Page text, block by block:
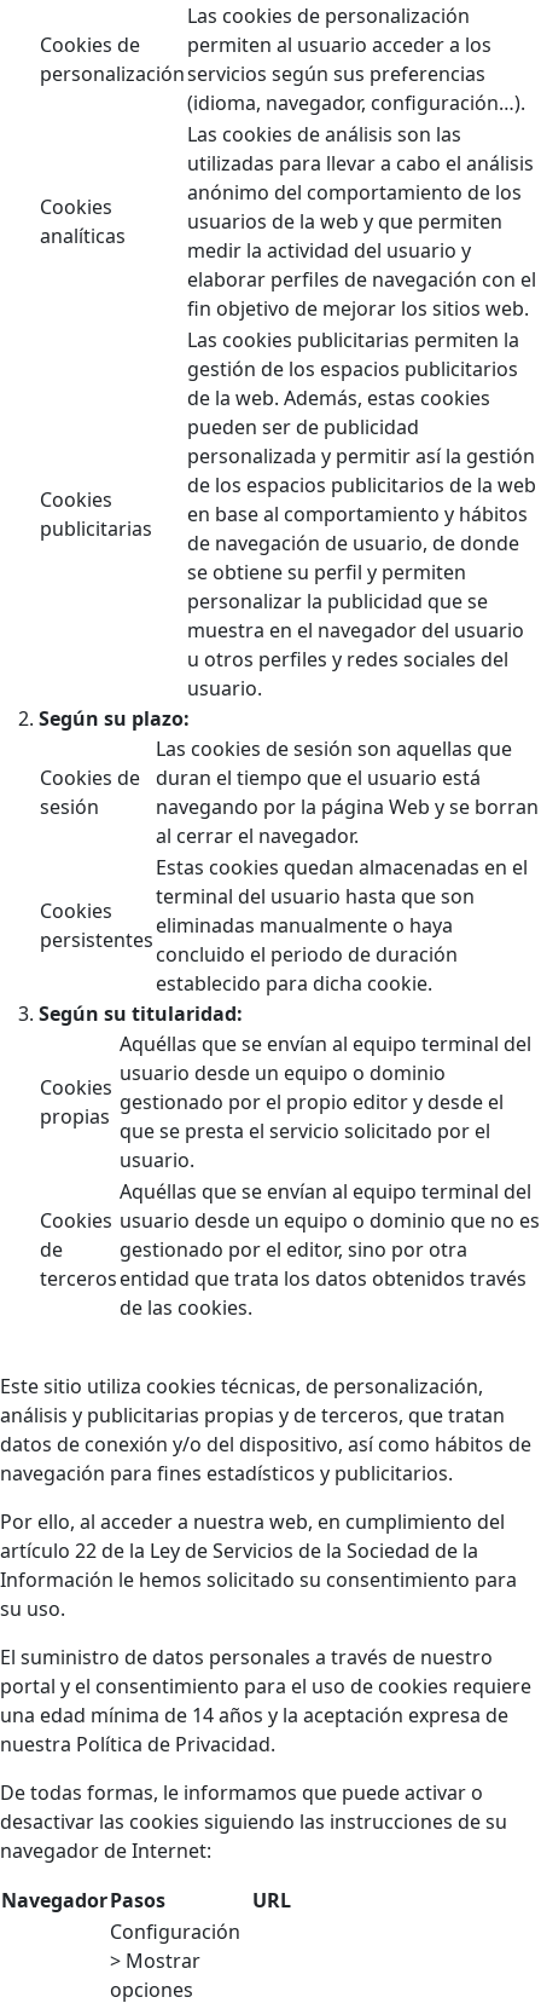
Cookies de
personalización
Las cookies de personalización
permiten al usuario acceder a los
servicios según sus preferencias
(idioma, navegador, configuración…).
Cookies
analíticas
Las cookies de análisis son las
utilizadas para llevar a cabo el análisis
anónimo del comportamiento de los
usuarios de la web y que permiten
medir la actividad del usuario y
elaborar perfiles de navegación con el
fin objetivo de mejorar los sitios web.
Cookies
publicitarias
Las cookies publicitarias permiten la
gestión de los espacios publicitarios
de la web. Además, estas cookies
pueden ser de publicidad
personalizada y permitir así la gestión
de los espacios publicitarios de la web
en base al comportamiento y hábitos
de navegación de usuario, de donde
se obtiene su perfil y permiten
personalizar la publicidad que se
muestra en el navegador del usuario
u otros perfiles y redes sociales del
usuario.
Según su plazo:
Cookies de
sesión
Las cookies de sesión son aquellas que
duran el tiempo que el usuario está
navegando por la página Web y se borran
al cerrar el navegador.
Cookies
persistentes
Estas cookies quedan almacenadas en el
terminal del usuario hasta que son
eliminadas manualmente o haya
concluido el periodo de duración
establecido para dicha cookie.
Según su titularidad:
Cookies
propias
Aquéllas que se envían al equipo terminal del
usuario desde un equipo o dominio
gestionado por el propio editor y desde el
que se presta el servicio solicitado por el
usuario.
Cookies
de
terceros
Aquéllas que se envían al equipo terminal del
usuario desde un equipo o dominio que no es
gestionado por el editor, sino por otra
entidad que trata los datos obtenidos través
de las cookies.
Este sitio utiliza cookies técnicas, de personalización,
análisis y publicitarias propias y de terceros, que tratan
datos de conexión y/o del dispositivo, así como hábitos de
navegación para fines estadísticos y publicitarios.
Por ello, al acceder a nuestra web, en cumplimiento del
artículo 22 de la Ley de Servicios de la Sociedad de la
Información le hemos solicitado su consentimiento para
su uso.
El suministro de datos personales a través de nuestro
portal y el consentimiento para el uso de cookies requiere
una edad mínima de 14 años y la aceptación expresa de
nuestra Política de Privacidad.
De todas formas, le informamos que puede activar o
desactivar las cookies siguiendo las instrucciones de su
navegador de Internet:
NavegadorPasos
URL
Configuración
> Mostrar
opciones